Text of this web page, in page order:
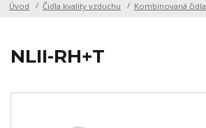
Úvod Čidla kvality vzduchu Kombinovaná čidla
NLII-RH+T